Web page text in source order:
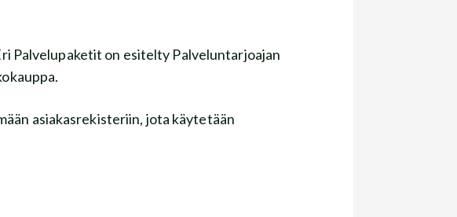
Palvelupaketit on esitelty Palveluntarjoajan
asiakasrekisteriin, jota käytetään